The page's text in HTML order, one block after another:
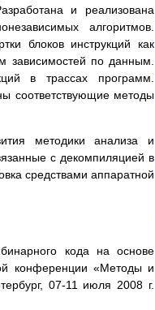
и реализована
алгоритмов.
блоков инструкций как
зависимостей по данным.
в трассах программ.
соответствующие методы
методики анализа и
с декомпиляцией в
средствами аппаратной
кода на основе
конференции «Методы и
07-11 июля 2008 г.